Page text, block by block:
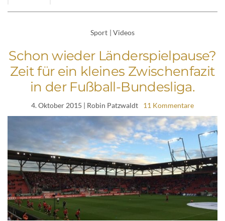
Sport | Videos
Schon wieder Länderspielpause?
Zeit für ein kleines Zwischenfazit
in der Fußball-Bundesliga.
4. Oktober 2015 | Robin Patzwaldt 11 Kommentare